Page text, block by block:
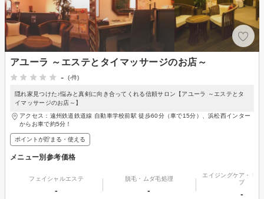
アユーラ ～エステとタイマッサージのお店～
-
(-件)
隠れ家見つけた♪悩みと真剣に向き合ってくれる信頼サロン【アユーラ ～エステとタ
イマッサージのお店～】
アクセス：遠州鉄道鉄道線 自動車学校前駅 徒歩60分（車で15分）、浜松西インター
からお車で約5分！
ポイントが貯まる・使える
メニュー別参考価格
フェイシャルエステ
-
脱毛・ムダ毛処理
-
エイジングケア・リ
プ
-